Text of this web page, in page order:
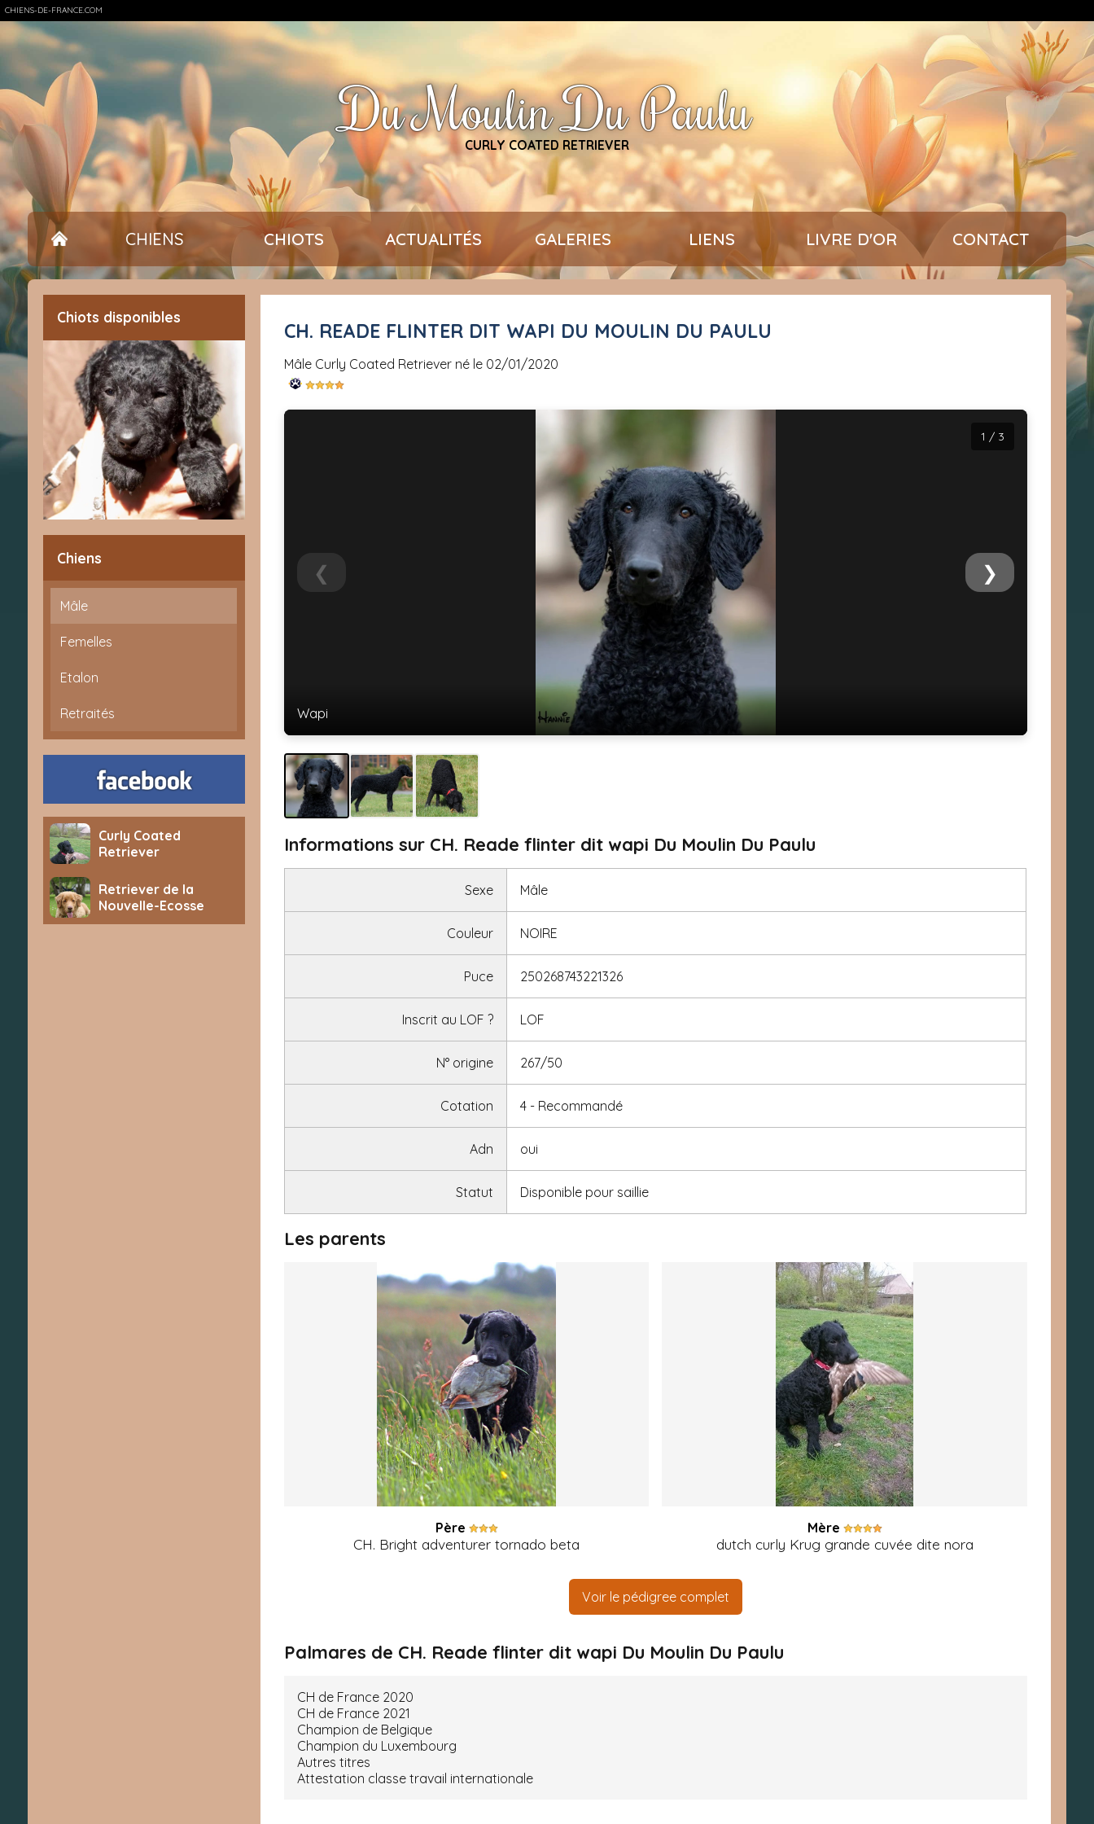
CHIENS-DE-FRANCE.COM
Du Moulin Du Paulu
CURLY COATED RETRIEVER
CHIENS CHIOTS ACTUALITÉS GALERIES LIENS LIVRE D'OR CONTACT
Chiots disponibles
Chiens
Mâle
Femelles
Etalon
Retraités
Curly Coated
Retriever
Retriever de la
Nouvelle-Ecosse
CH. READE FLINTER DIT WAPI DU MOULIN DU PAULU
mâle Curly Coated Retriever né le 02/01/2020
Wapi
❮ ❯
1 / 3
Informations sur CH. Reade flinter dit wapi Du Moulin Du Paulu
Sexe Mâle
Couleur NOIRE
Puce 250268743221326
Inscrit au LOF? LOF
N° origine 267/50
Cotation 4 - Recommandé
Adn oui
Statut Disponible pour saillie
Les parents
Père
CH. Bright adventurer tornado beta
Mère
dutch curly Krug grande cuvée dite nora
Voir le pédigree complet
Palmares de CH. Reade flinter dit wapi Du Moulin Du Paulu
CH de France 2020
CH de France 2021
Champion de Belgique
Champion du Luxembourg
Autres titres
Attestation classe travail internationale